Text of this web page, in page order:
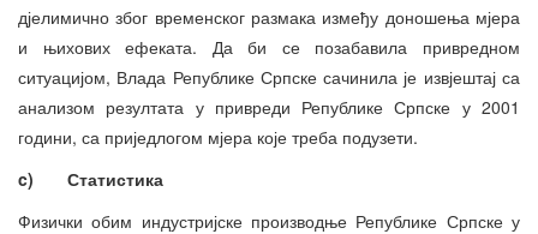
дјелимично због временског размака између доношења мјера
и њихових ефеката. Да би се позабавила привредном
ситуацијом, Влада Републике Српске сачинила је извјештај са
анализом резултата у привреди Републике Српске у 2001
години, са приједлогом мјера које треба подузети.
c) Статистика
Физички обим индустријске производње Републике Српске у